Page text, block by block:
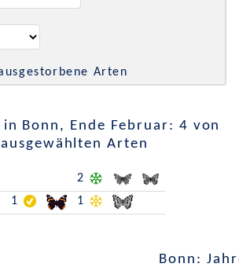
Arten
in Bonn, Ende Februar: 4 von
Arten
2
1 1
Bonn: